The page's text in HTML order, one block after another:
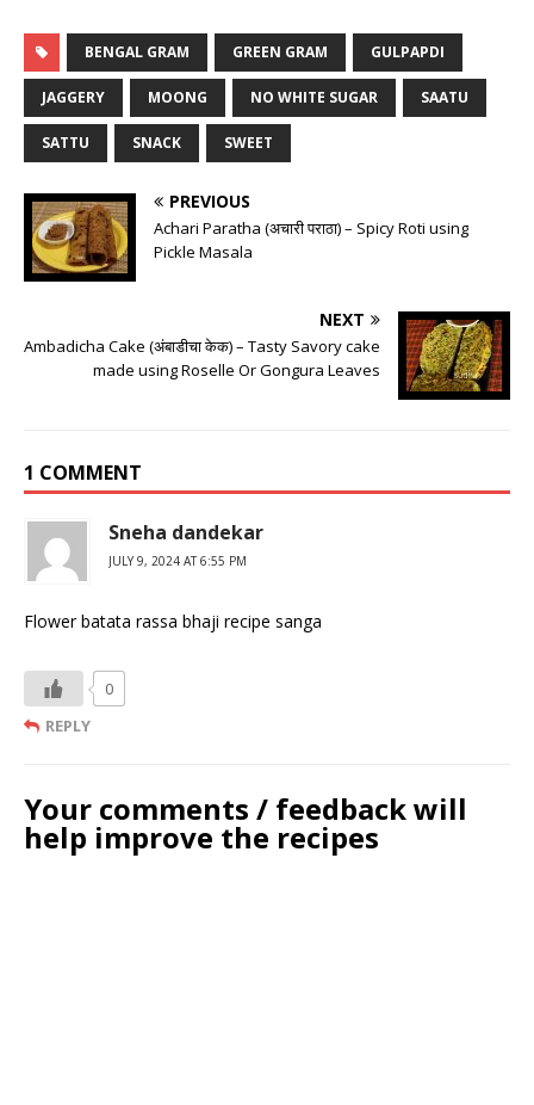
BENGAL GRAM GREEN GRAM GULPAPDI
JAGGERY MOONG NO WHITE SUGAR SAATU
SATTU SNACK SWEET
PREVIOUS
Achari Paratha (अचारी पराठा) – Spicy Roti using
Pickle Masala
NEXT
Ambadicha Cake (अंबाडीचा केक) – Tasty Savory cake
made using Roselle Or Gongura Leaves
1 COMMENT
Sneha dandekar
JULY 9, 2024 AT 6:55 PM
Flower batata rassa bhaji recipe sanga
0
REPLY
Your comments / feedback will
help improve the recipes